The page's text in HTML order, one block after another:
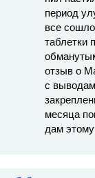
период
все
таблетки
отзыв о
с
месяца
дам